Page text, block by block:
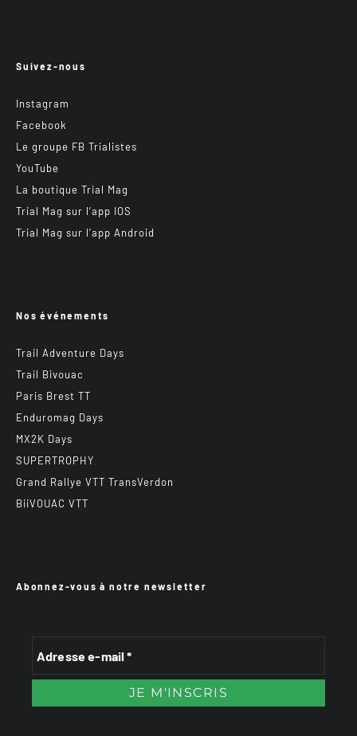
Suivez-nous
Instagram
Facebook
Le groupe FB Trialistes
YouTube
La boutique Trial Mag
Trial Mag sur l’app IOS
Trial Mag sur l’app Android
Nos événements
Trail Adventure Days
Trail Bivouac
Paris Brest TT
Enduromag Days
MX2K Days
SUPERTROPHY
Grand Rallye VTT TransVerdon
BiiVOUAC VTT
Abonnez-vous à notre newsletter